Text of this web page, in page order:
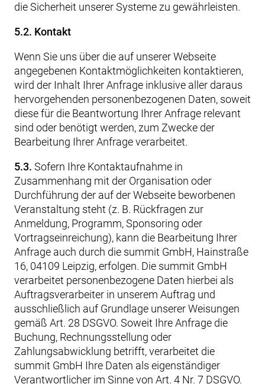
die Sicherheit unserer Systeme zu gewährleisten.
5.2. Kontakt
Wenn Sie uns über die auf unserer Webseite
angegebenen Kontaktmöglichkeiten kontaktieren,
wird der Inhalt Ihrer Anfrage inklusive aller daraus
hervorgehenden personenbezogenen Daten, soweit
diese für die Beantwortung Ihrer Anfrage relevant
sind oder benötigt werden, zum Zwecke der
Bearbeitung Ihrer Anfrage verarbeitet.
5.3. Sofern Ihre Kontaktaufnahme in
Zusammenhang mit der Organisation oder
Durchführung der auf der Webseite beworbenen
Veranstaltung steht (z. B. Rückfragen zur
Anmeldung, Programm, Sponsoring oder
Vortragseinreichung), kann die Bearbeitung Ihrer
Anfrage auch durch die summit GmbH, Hainstraße
16, 04109 Leipzig, erfolgen. Die summit GmbH
verarbeitet personenbezogene Daten hierbei als
Auftragsverarbeiter in unserem Auftrag und
ausschließlich auf Grundlage unserer Weisungen
gemäß Art. 28 DSGVO. Soweit Ihre Anfrage die
Buchung, Rechnungsstellung oder
Zahlungsabwicklung betrifft, verarbeitet die
summit GmbH Ihre Daten als eigenständiger
Verantwortlicher im Sinne von Art. 4 Nr. 7 DSGVO.